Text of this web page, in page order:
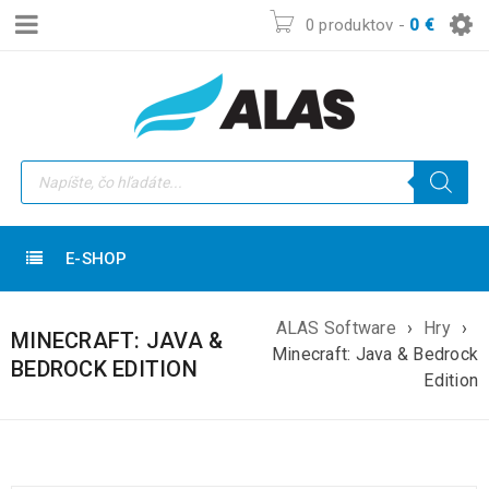
0 produktov - 0 €
E-SHOP
MINECRAFT: JAVA &
BEDROCK EDITION
ALAS Software › Hry ›
Minecraft: Java & Bedrock
Edition